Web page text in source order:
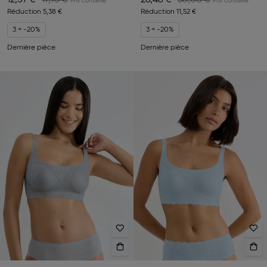
Réduction 5,38 €
3 = -20%
Dernière pièce
Réduction 11,52 €
3 = -20%
Dernière pièce